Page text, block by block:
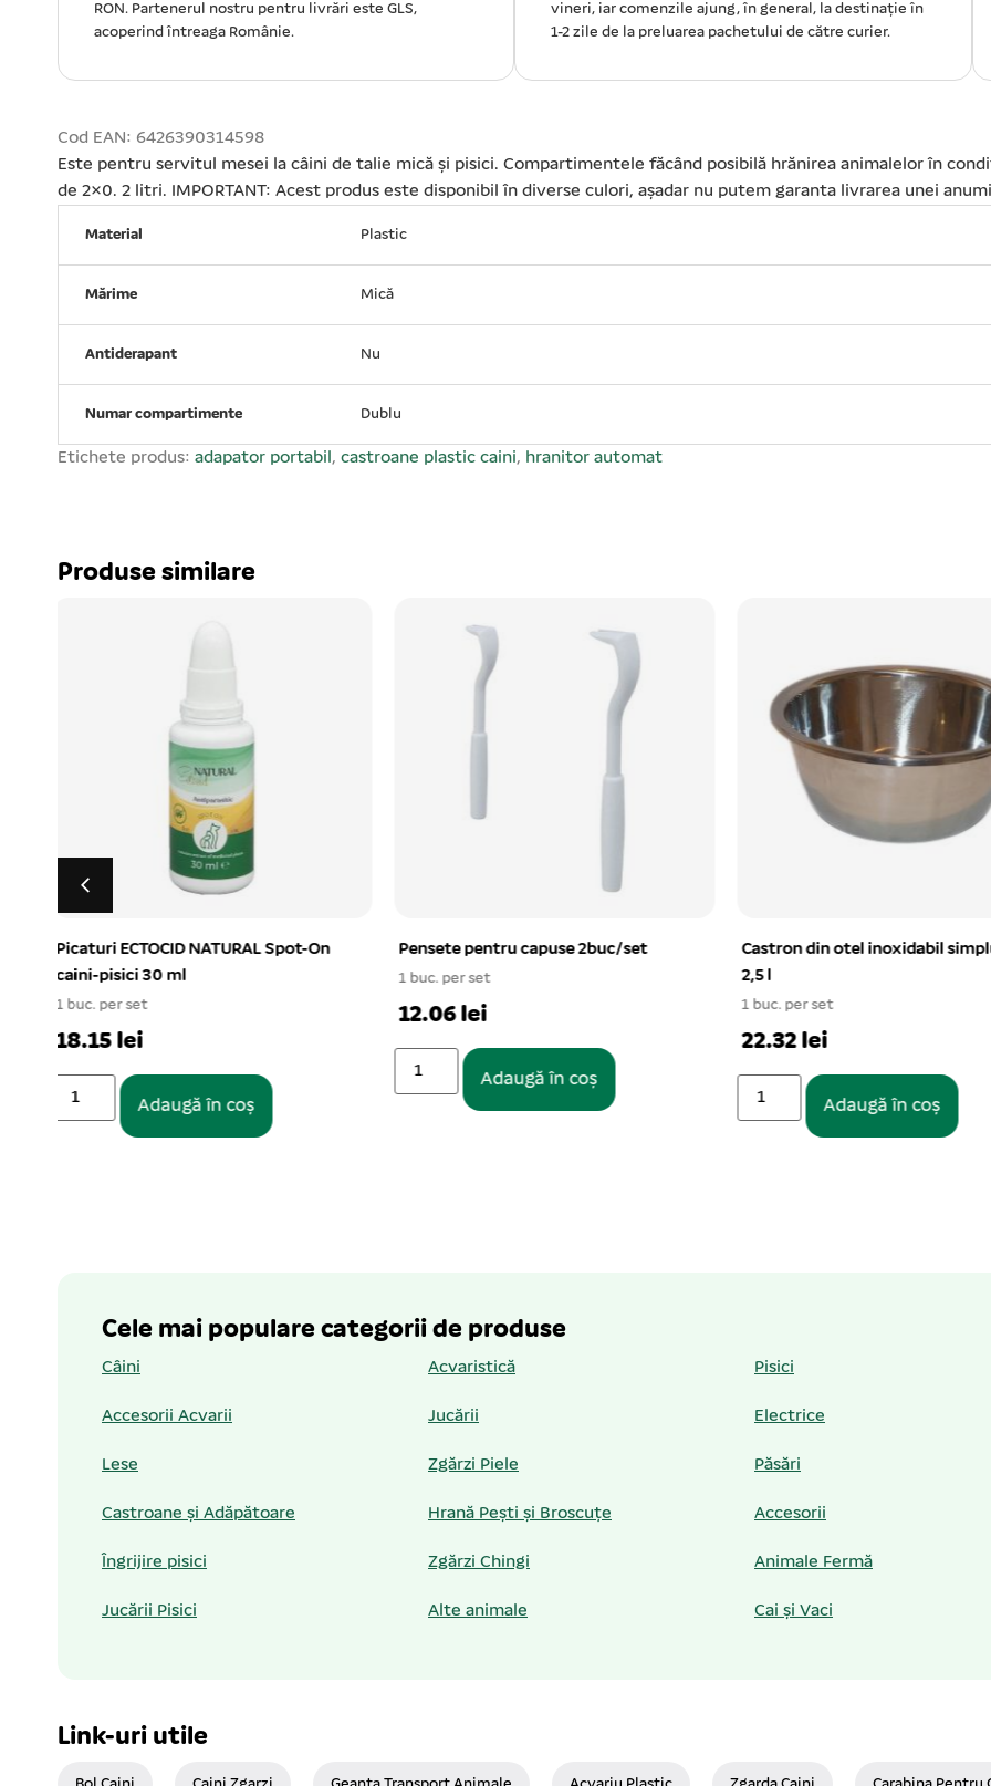
RON. Partenerul nostru pentru livrări este GLS,
acoperind întreaga Românie.
vineri, iar comenzile ajung, în general, la destinație în
1-2 zile de la preluarea pachetului de către curier.
Cod EAN: 6426390314598
Este pentru servitul mesei la câini de talie mică și pisici. Compartimentele făcând posibilă hrănirea animalelor în
de 2×0. 2 litri. IMPORTANT: Acest produs este disponibil în diverse culori, așadar nu putem garanta livrarea unei
Material Plastic
Mărime Mică
Antiderapant Nu
Numar compartimente Dublu
Etichete produs: adapator portabil, castroane plastic caini, hranitor automat
Produse similare
Pensete pentru capuse 2buc/set
1 buc. per set
12.06 lei
Adaugă în coș
Castron din otel inoxidabil simplu
2,5 l
1 buc. per set
22.32 lei
Adaugă în coș
Ham chinga tip vesta S 27-37
1 buc. per set
19.93 lei
Adaugă în coș
Cele mai populare categorii de produse
Câini Acvaristică Pisici
Accesorii Acvarii Jucării Electrice
Lese Zgărzi Piele Păsări
Castroane și Adăpătoare Hrană Pești și Broscuțe Accesorii
Îngrijire pisici Zgărzi Chingi Animale Fermă
Jucării Pisici Alte animale Cai și Vaci
Link-uri utile